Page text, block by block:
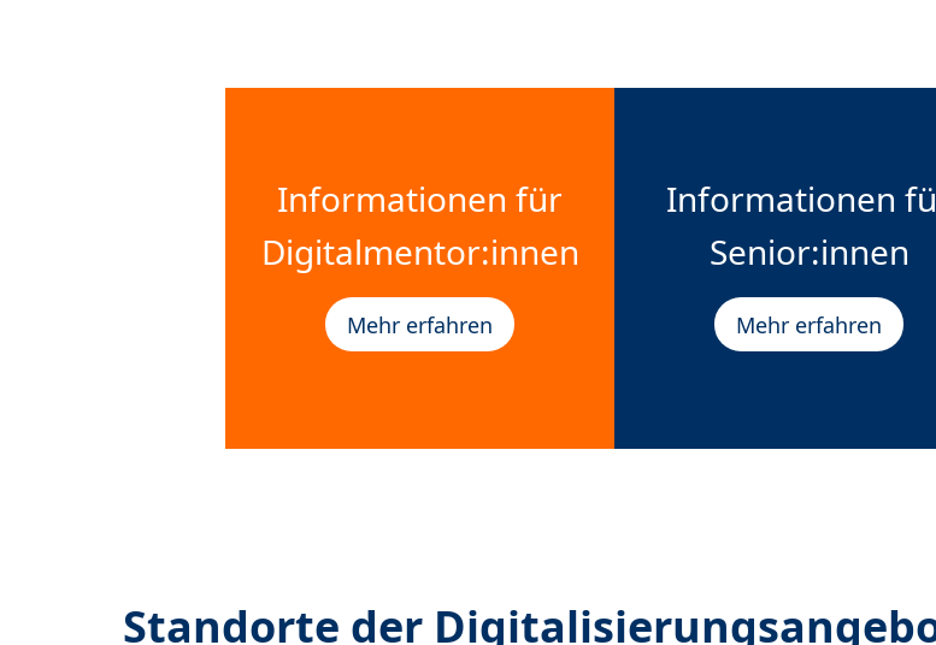
Informationen für
Digitalmentor:innen
Mehr erfahren
Informationen
Senior:innen
Mehr erfahren
Standorte der